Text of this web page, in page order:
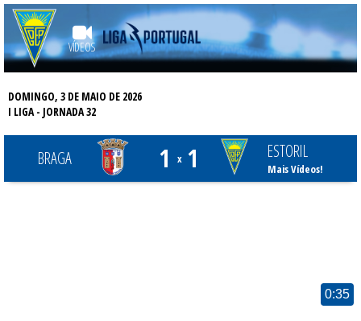
VÍDEOS
DOMINGO, 3 DE MAIO DE 2026
I LIGA- JORNADA 32
BRAGA 1 x 1 ESTORIL
Mais Vídeos!
0:35